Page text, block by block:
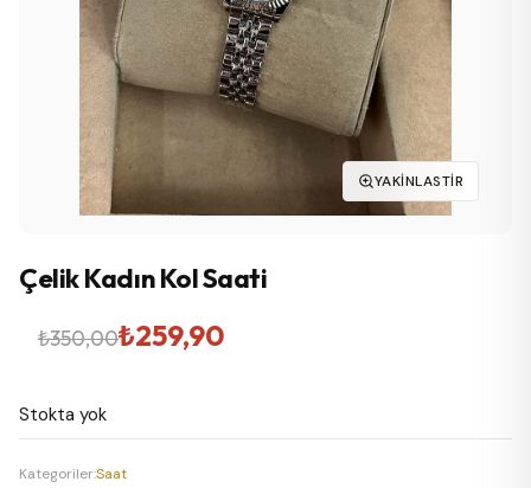
YAKINLASTIR
Çelik Kadın Kol Saati
₺350,00
Orijinal
₺350,00.
₺259,90
Şu
fiyat:
₺259,90.
Stokta yok
Kategoriler:Saat